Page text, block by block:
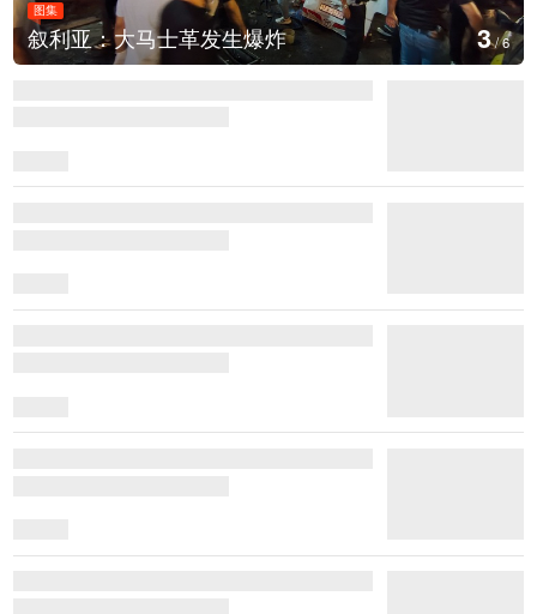
图集
云南弥勒：欢庆火把节 4/6